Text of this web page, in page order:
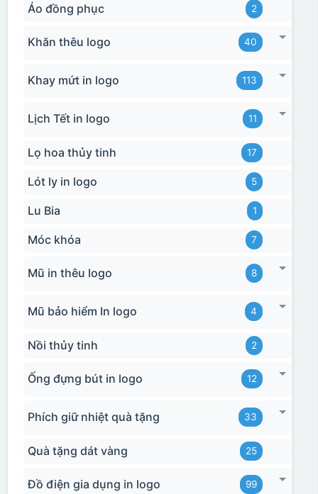
Áo đồng phục 2
Khăn thêu logo 40
Khay mứt in logo 113
Lịch Tết in logo 11
Lọ hoa thủy tinh 17
Lót ly in logo 5
Lu Bia 1
Móc khóa 7
Mũ in thêu logo 8
Mũ bảo hiểm In logo 4
Nồi thủy tinh 2
Ống đựng bút in logo 12
Phích giữ nhiệt quà tặng 33
Quà tặng dát vàng 25
Đồ điện gia dụng in logo 99